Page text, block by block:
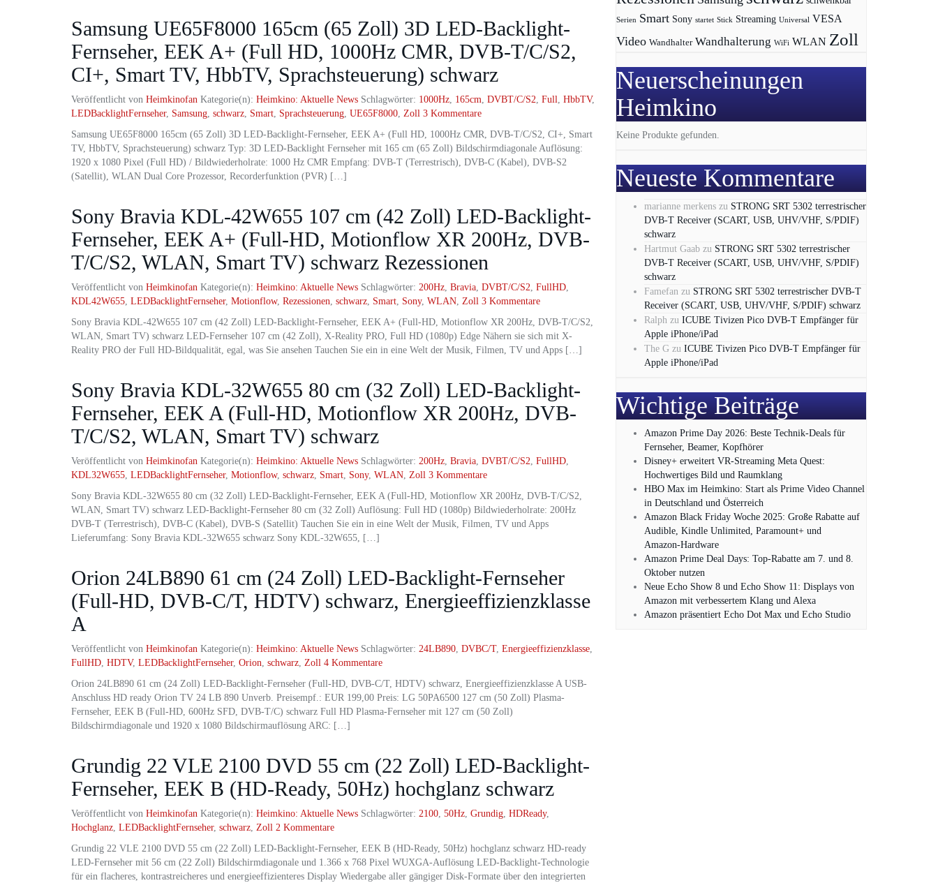
Samsung UE65F8000 165cm (65 Zoll) 3D LED-Backlight-
Fernseher, EEK A+ (Full HD, 1000Hz CMR, DVB-T/C/S2,
CI+, Smart TV, HbbTV, Sprachsteuerung) schwarz
Veröffentlicht von Heimkinofan Kategorie(n): Heimkino: Aktuelle News Schlagwörter: 1000Hz, 165cm, DVBT/C/S2, Full, HbbTV,
LEDBacklightFernseher, Samsung, schwarz, Smart, Sprachsteuerung, UE65F8000, Zoll 3 Kommentare
Samsung UE65F8000 165cm (65 Zoll) 3D LED-Backlight-Fernseher, EEK A+ (Full HD, 1000Hz CMR, DVB-T/C/S2, CI+, Smart
TV, HbbTV, Sprachsteuerung) schwarz Typ: 3D LED-Backlight Fernseher mit 165 cm (65 Zoll) Bildschirmdiagonale Auflösung:
1920 x 1080 Pixel (Full HD) / Bildwiederholrate: 1000 Hz CMR Empfang: DVB-T (Terrestrisch), DVB-C (Kabel), DVB-S2
(Satellit), WLAN Dual Core Prozessor, Recorderfunktion (PVR) […]
Sony Bravia KDL-42W655 107 cm (42 Zoll) LED-Backlight-
Fernseher, EEK A+ (Full-HD, Motionflow XR 200Hz, DVB-
T/C/S2, WLAN, Smart TV) schwarz Rezessionen
Veröffentlicht von Heimkinofan Kategorie(n): Heimkino: Aktuelle News Schlagwörter: 200Hz, Bravia, DVBT/C/S2, FullHD,
KDL42W655, LEDBacklightFernseher, Motionflow, Rezessionen, schwarz, Smart, Sony, WLAN, Zoll 3 Kommentare
Sony Bravia KDL-42W655 107 cm (42 Zoll) LED-Backlight-Fernseher, EEK A+ (Full-HD, Motionflow XR 200Hz, DVB-T/C/S2,
WLAN, Smart TV) schwarz LED-Fernseher 107 cm (42 Zoll), X-Reality PRO, Full HD (1080p) Edge Nähern sie sich mit X-
Reality PRO der Full HD-Bildqualität, egal, was Sie ansehen Tauchen Sie ein in eine Welt der Musik, Filmen, TV und Apps […]
Sony Bravia KDL-32W655 80 cm (32 Zoll) LED-Backlight-
Fernseher, EEK A (Full-HD, Motionflow XR 200Hz, DVB-
T/C/S2, WLAN, Smart TV) schwarz
Veröffentlicht von Heimkinofan Kategorie(n): Heimkino: Aktuelle News Schlagwörter: 200Hz, Bravia, DVBT/C/S2, FullHD,
KDL32W655, LEDBacklightFernseher, Motionflow, schwarz, Smart, Sony, WLAN, Zoll 3 Kommentare
Sony Bravia KDL-32W655 80 cm (32 Zoll) LED-Backlight-Fernseher, EEK A (Full-HD, Motionflow XR 200Hz, DVB-T/C/S2,
WLAN, Smart TV) schwarz LED-Backlight-Fernseher 80 cm (32 Zoll) Auflösung: Full HD (1080p) Bildwiederholrate: 200Hz
DVB-T (Terrestrisch), DVB-C (Kabel), DVB-S (Satellit) Tauchen Sie ein in eine Welt der Musik, Filmen, TV und Apps
Lieferumfang: Sony Bravia KDL-32W655 schwarz Sony KDL-32W655, […]
Orion 24LB890 61 cm (24 Zoll) LED-Backlight-Fernseher
(Full-HD, DVB-C/T, HDTV) schwarz, Energieeffizienzklasse
A
Veröffentlicht von Heimkinofan Kategorie(n): Heimkino: Aktuelle News Schlagwörter: 24LB890, DVBC/T, Energieeffizienzklasse,
FullHD, HDTV, LEDBacklightFernseher, Orion, schwarz, Zoll 4 Kommentare
Orion 24LB890 61 cm (24 Zoll) LED-Backlight-Fernseher (Full-HD, DVB-C/T, HDTV) schwarz, Energieeffizienzklasse A USB-
Anschluss HD ready Orion TV 24 LB 890 Unverb. Preisempf.: EUR 199,00 Preis: LG 50PA6500 127 cm (50 Zoll) Plasma-
Fernseher, EEK B (Full-HD, 600Hz SFD, DVB-T/C) schwarz Full HD Plasma-Fernseher mit 127 cm (50 Zoll)
Bildschirmdiagonale und 1920 x 1080 Bildschirmauflösung ARC: […]
Grundig 22 VLE 2100 DVD 55 cm (22 Zoll) LED-Backlight-
Fernseher, EEK B (HD-Ready, 50Hz) hochglanz schwarz
Veröffentlicht von Heimkinofan Kategorie(n): Heimkino: Aktuelle News Schlagwörter: 2100, 50Hz, Grundig, HDReady,
Hochglanz, LEDBacklightFernseher, schwarz, Zoll 2 Kommentare
Grundig 22 VLE 2100 DVD 55 cm (22 Zoll) LED-Backlight-Fernseher, EEK B (HD-Ready, 50Hz) hochglanz schwarz HD-ready
LED-Fernseher mit 56 cm (22 Zoll) Bildschirmdiagonale und 1.366 x 768 Pixel WUXGA-Auflösung LED-Backlight-Technologie
für ein flacheres, kontrastreicheres und energieeffizienteres Display Wiedergabe aller gängiger Disk-Formate über den integrierten
Serien Smart Sony startet Stick Streaming Universal VESA
Video Wandhalter Wandhalterung WiFi WLAN Zoll
Neuerscheinungen
Heimkino
Keine Produkte gefunden.
Neueste Kommentare
marianne merkens zu STRONG SRT 5302 terrestrischer
DVB-T Receiver (SCART, USB, UHV/VHF, S/PDIF)
schwarz
Hartmut Gaab zu STRONG SRT 5302 terrestrischer
DVB-T Receiver (SCART, USB, UHV/VHF, S/PDIF)
schwarz
Famefan zu STRONG SRT 5302 terrestrischer DVB-T
Receiver (SCART, USB, UHV/VHF, S/PDIF) schwarz
Ralph zu ICUBE Tivizen Pico DVB-T Empfänger für
Apple iPhone/iPad
The G zu ICUBE Tivizen Pico DVB-T Empfänger für
Apple iPhone/iPad
Wichtige Beiträge
Amazon Prime Day 2026: Beste Technik-Deals für
Fernseher, Beamer, Kopfhörer
Disney+ erweitert VR‑Streaming Meta Quest:
Hochwertiges Bild und Raumklang
HBO Max im Heimkino: Start als Prime Video Channel
in Deutschland und Österreich
Amazon Black Friday Woche 2025: Große Rabatte auf
Audible, Kindle Unlimited, Paramount+ und
Amazon‑Hardware
Amazon Prime Deal Days: Top-Rabatte am 7. und 8.
Oktober nutzen
Neue Echo Show 8 und Echo Show 11: Displays von
Amazon mit verbessertem Klang und Alexa
Amazon präsentiert Echo Dot Max und Echo Studio